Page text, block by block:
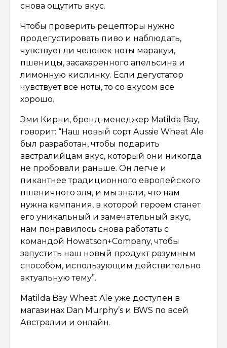
снова ощутить вкус.
Чтобы проверить рецепторы нужно
продегустировать пиво и наблюдать,
чувствует ли человек ноты маракуи,
пшеницы, засахаренного апельсина и
лимонную кислинку. Если дегустатор
чувствует все ноты, то со вкусом все
хорошо.
Эми Кирни, бренд-менеджер Matilda Bay,
говорит: “Наш новый сорт Aussie Wheat Ale
был разработан, чтобы подарить
австралийцам вкус, который они никогда
не пробовали раньше. Он легче и
пикантнее традиционного европейского
пшеничного эля, и мы знали, что нам
нужна кампания, в которой героем станет
его уникальный и замечательный вкус,
нам понравилось снова работать с
командой Howatson+Company, чтобы
запустить наш новый продукт разумным
способом, использующим действительно
актуальную тему”.
Matilda Bay Wheat Ale уже доступен в
магазинах Dan Murphy’s и BWS по всей
Австралии и онлайн.